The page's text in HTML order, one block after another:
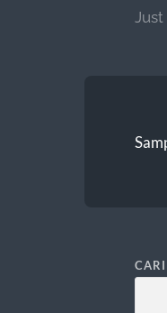
Just
CARI